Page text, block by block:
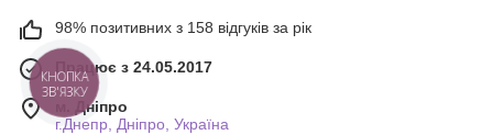
98% позитивних з 158 відгуків за рік
Працює з 24.05.2017
м. Дніпро
г.Днепр, Дніпро, Україна
КНОПКА
ЗВ'ЯЗКУ